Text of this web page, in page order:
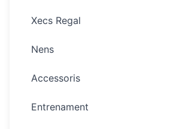
Xecs Regal
Nens
Accessoris
Entrenament